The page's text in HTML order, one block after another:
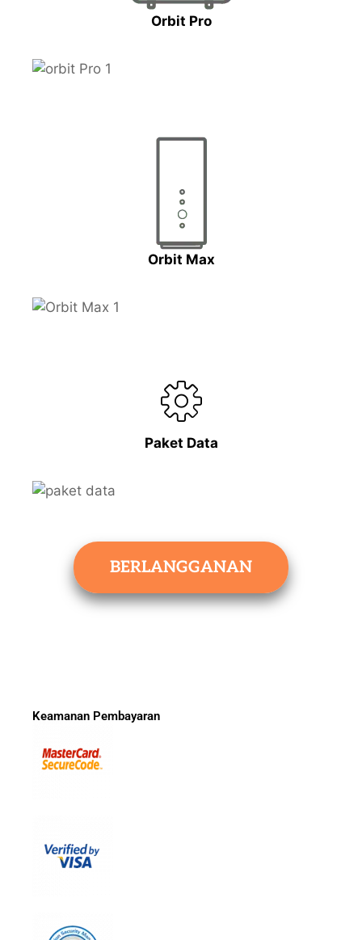
Orbit Pro
Orbit Max
Paket Data
BERLANGGANAN
Keamanan Pembayaran